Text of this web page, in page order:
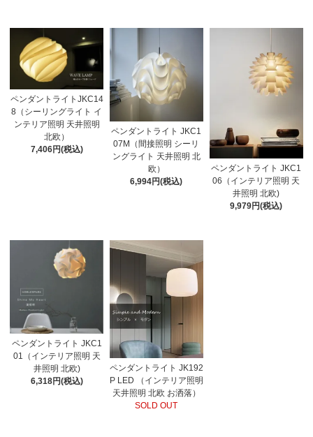
ペンダントライトJKC14
8（シーリングライト イ
ンテリア照明 天井照明
北欧）
7,406円(税込)
ペンダントライト JKC1
07M（間接照明 シーリ
ングライト 天井照明 北
欧）
6,994円(税込)
ペンダントライト JKC1
06（インテリア照明 天
井照明 北欧)
9,979円(税込)
ペンダントライト JKC1
01（インテリア照明 天
井照明 北欧)
6,318円(税込)
ペンダントライト JK192
P LED （インテリア照明
天井照明 北欧 お洒落）
SOLD OUT